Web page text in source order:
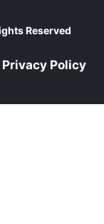
Reserved
Privacy Policy